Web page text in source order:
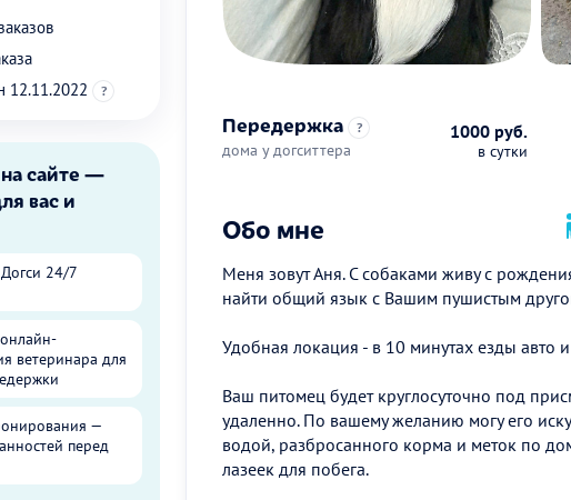
12.11.2022
?
сайте —
вас и
24/7
ветеринара для
—
перед
Передержка ?
дома у догситтера
1000 руб.
в сутки
Обо мне
Меня зовут Аня. С собаками живу с
найти общий язык с Вашим пушистым
Удобная локация - в 10 минутах езды авто
Ваш питомец будет круглосуточно под
удаленно. По вашему желанию могу его
водой, разбросанного корма и меток по
лазеек для побега.